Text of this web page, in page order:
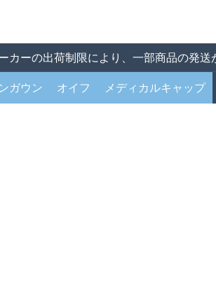
カーの出荷制限により、一部商品の発送
ガウン オイフ メディカルキャップ